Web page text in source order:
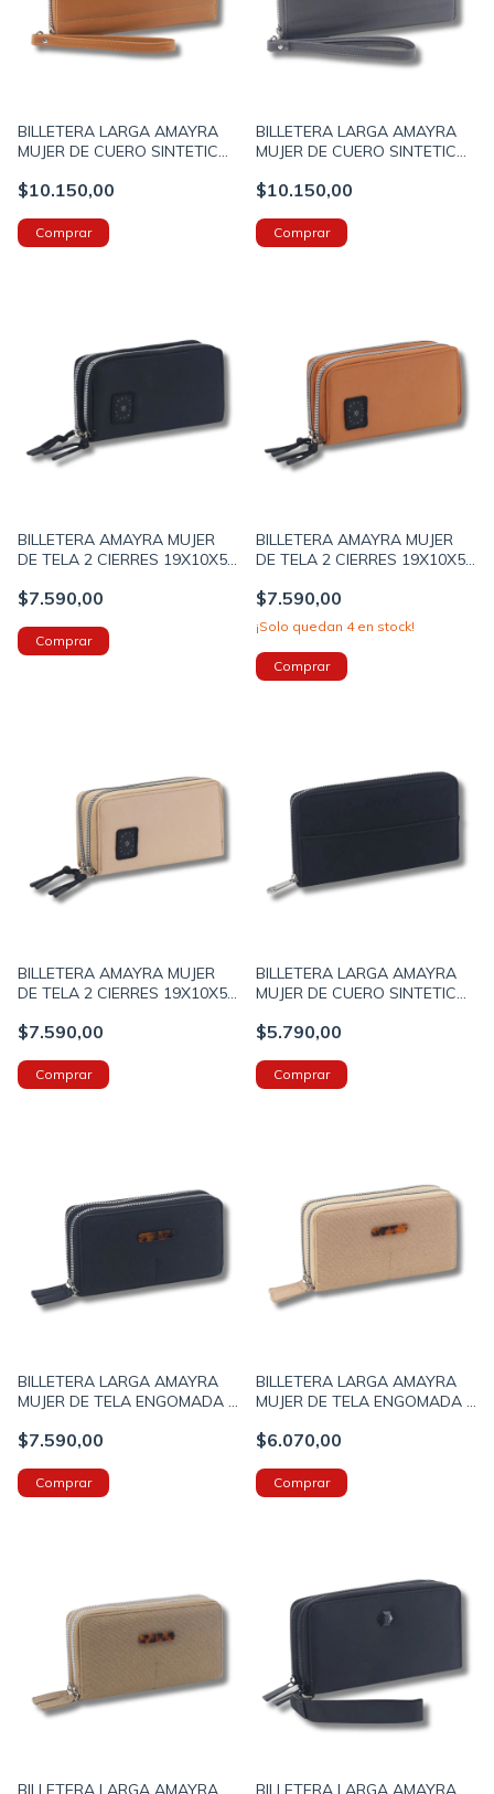
BILLETERA LARGA AMAYRA
MUJER DE CUERO SINTETICO
COLOR SUELA (673500072B)
$10.150,00
BILLETERA LARGA AMAYRA
MUJER DE CUERO SINTETICO
COLOR GRIS (673500072C)
$10.150,00
BILLETERA AMAYRA MUJER
DE TELA 2 CIERRES 19X10X5
$7.590,00
BILLETERA AMAYRA MUJER
DE TELA 2 CIERRES 19X10X5
$7.590,00
¡Solo quedan 4en stock!
BILLETERA AMAYRA MUJER
DE TELA 2 CIERRES 19X10X5
$7.590,00
BILLETERA LARGA AMAYRA
MUJER DE CUERO SINTETICO
(673500018A)
$5.790,00
BILLETERA LARGA AMAYRA
MUJER DE TELA ENGOMADA 2
NEGRO (673500052A)
$7.590,00
BILLETERA LARGA AMAYRA
MUJER DE TELA ENGOMADA 2
NUDE (673500052B)
$6.070,00
BILLETERA LARGA AMAYRA
BILLETERA LARGA AMAYRA